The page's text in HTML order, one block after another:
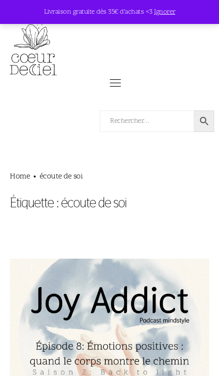
Livraison gratuite dès 35€ d’achats <3Ignorer
Home écoute de soi
Étiquette :écoute de soi